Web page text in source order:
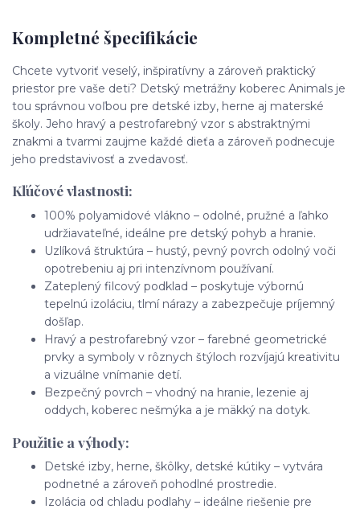
Kompletné špecifikácie
Chcete vytvoriť veselý, inšpiratívny a zároveň praktický
priestor pre vaše deti? Detský metrážny koberec Animals je
tou správnou voľbou pre detské izby, herne aj materské
školy. Jeho hravý a pestrofarebný vzor s abstraktnými
znakmi a tvarmi zaujme každé dieťa a zároveň podnecuje
jeho predstavivosť a zvedavosť.
Kľúčové vlastnosti:
100% polyamidové vlákno – odolné, pružné a ľahko
udržiavateľné, ideálne pre detský pohyb a hranie.
Uzlíková štruktúra – hustý, pevný povrch odolný voči
opotrebeniu aj pri intenzívnom používaní.
Zateplený filcový podklad – poskytuje výbornú
tepelnú izoláciu, tlmí nárazy a zabezpečuje príjemný
došľap.
Hravý a pestrofarebný vzor – farebné geometrické
prvky a symboly v rôznych štýloch rozvíjajú kreativitu
a vizuálne vnímanie detí.
Bezpečný povrch – vhodný na hranie, lezenie aj
oddych, koberec nešmýka a je mäkký na dotyk.
Použitie a výhody:
Detské izby, herne, škôlky, detské kútiky – vytvára
podnetné a zároveň pohodlné prostredie.
Izolácia od chladu podlahy – ideálne riešenie pre